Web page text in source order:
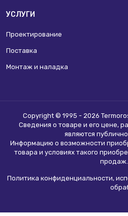
УСЛУГИ
Проектирование
Поставка
Монтаж и наладка
Copyright © 1995 - 2026
Сведения о товаре и его цене,
являются
Информацию о возможности
товара и условиях такого
продаж.
Политика конфиденциальности,